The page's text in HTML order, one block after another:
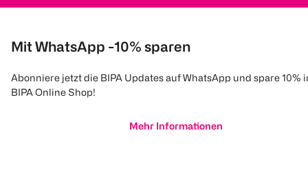
Mit WhatsApp -10% sparen
Abonniere jetzt die BIPA Updates auf WhatsApp und spare 10%
BIPA Online Shop!
Mehr Informationen